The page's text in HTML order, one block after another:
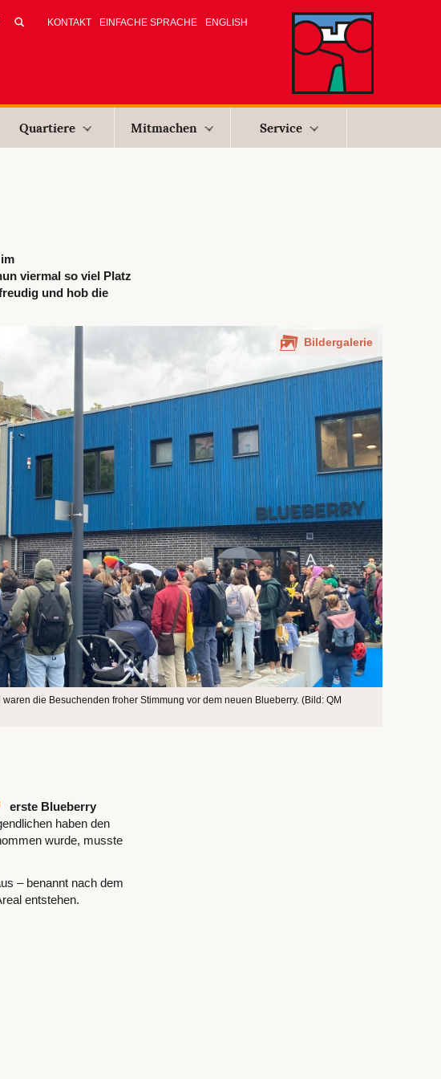
KONTAKT EINFACHE SPRACHE ENGLISH
Quartiere Mitmachen Service
viermal so viel Platz
und hob die
die Besuchenden froher Stimmung vor dem neuen Blueberry. (Bild: QM
Bildergalerie
erste Blueberry
haben den
wurde, musste
– benannt nach dem
entstehen.